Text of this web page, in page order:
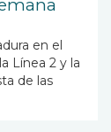
en el
Línea 2 y la
de las